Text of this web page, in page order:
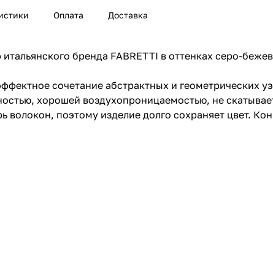
Оплата Доставка
бренда FABRETTI в оттенках серо-
сочетание абстрактных и геометрических
хорошей воздухопроницаемостью, не
волокон, поэтому изделие долго сохраняет цвет.